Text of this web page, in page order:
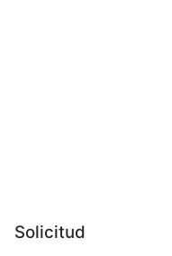
Solicitud